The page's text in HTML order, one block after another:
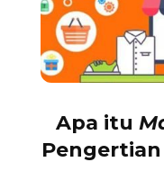
Apa itu